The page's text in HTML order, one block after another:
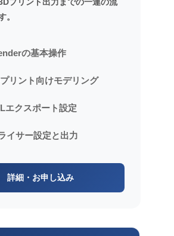
プリント出力までの一連の流
。
の基本操作
リント向けモデリング
エクスポート設定
イサー設定と出力
詳細・お申し込み